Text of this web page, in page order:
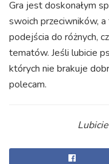
Gra jest doskonałym
swoich przeciwników,
podejścia do różnych,
tematów. Jeśli lubicie
których nie brakuje
polecam.